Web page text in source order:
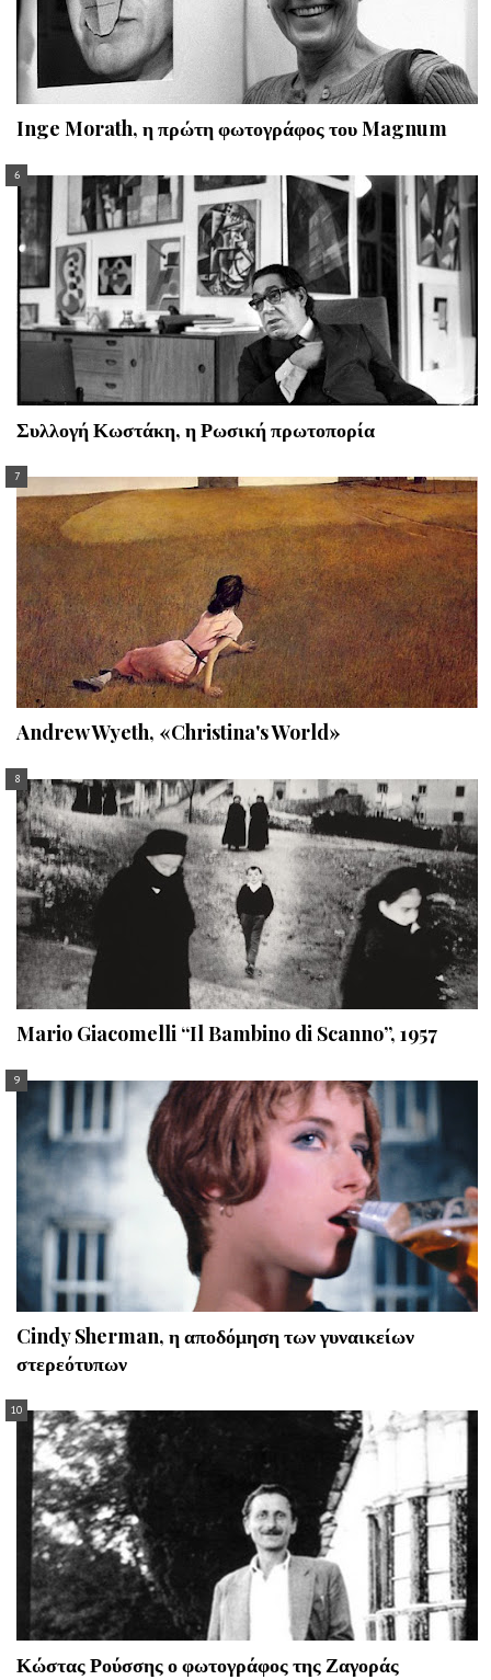
Inge Morath, η πρώτη φωτογράφος του Magnum
Συλλογή Κωστάκη, η Ρωσική πρωτοπορία
Andrew Wyeth, «Christina's World»
Mario Giacomelli “Il Bambino di Scanno”, 1957
Cindy Sherman, η αποδόμηση των γυναικείων
στερεότυπων
Κώστας Ρούσσης ο φωτογράφος της Ζαγοράς